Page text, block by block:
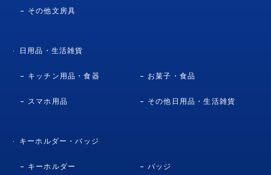
その他文房具
日用品・生活雑貨
キッチン用品・食器 お菓子・食品
スマホ用品 その他日用品・生活雑貨
キーホルダー・バッジ
キーホルダー バッジ